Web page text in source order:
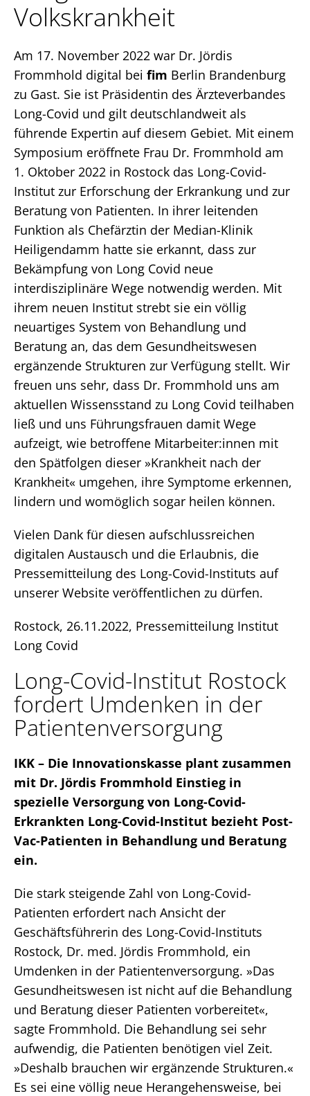
Login
Facebook
Instagram
LinkedIn
Volkskrankheit
Am 17. November 2022 war Dr. Jördis
Frommhold digital bei fim Berlin Brandenburg
zu Gast. Sie ist Präsidentin des Ärzteverbandes
Long-Covid und gilt deutschlandweit als
führende Expertin auf diesem Gebiet. Mit einem
Symposium eröffnete Frau Dr. Frommhold am
1. Oktober 2022 in Rostock das Long-Covid-
Institut zur Erforschung der Erkrankung und zur
Beratung von Patienten. In ihrer leitenden
Funktion als Chefärztin der Median-Klinik
Heiligendamm hatte sie erkannt, dass zur
Bekämpfung von Long Covid neue
interdisziplinäre Wege notwendig werden. Mit
ihrem neuen Institut strebt sie ein völlig
neuartiges System von Behandlung und
Beratung an, das dem Gesundheitswesen
ergänzende Strukturen zur Verfügung stellt. Wir
freuen uns sehr, dass Dr. Frommhold uns am
aktuellen Wissensstand zu Long Covid teilhaben
ließ und uns Führungsfrauen damit Wege
aufzeigt, wie betroffene Mitarbeiter:innen mit
den Spätfolgen dieser »Krankheit nach der
Krankheit« umgehen, ihre Symptome erkennen,
lindern und womöglich sogar heilen können.
Vielen Dank für diesen aufschlussreichen
digitalen Austausch und die Erlaubnis, die
Pressemitteilung des Long-Covid-Instituts auf
unserer Website veröffentlichen zu dürfen.
Rostock, 26.11.2022, Pressemitteilung Institut
Long Covid
Long-Covid-Institut Rostock
fordert Umdenken in der
Patientenversorgung
IKK – Die Innovationskasse plant zusammen
mit Dr. Jördis Frommhold Einstieg in
spezielle Versorgung von Long-Covid-
Erkrankten Long-Covid-Institut bezieht Post-
Vac-Patienten in Behandlung und Beratung
ein.
Die stark steigende Zahl von Long-Covid-
Patienten erfordert nach Ansicht der
Geschäftsführerin des Long-Covid-Instituts
Rostock, Dr. med. Jördis Frommhold, ein
Umdenken in der Patientenversorgung. »Das
Gesundheitswesen ist nicht auf die Behandlung
und Beratung dieser Patienten vorbereitet«,
sagte Frommhold. Die Behandlung sei sehr
aufwendig, die Patienten benötigen viel Zeit.
»Deshalb brauchen wir ergänzende Strukturen.«
Es sei eine völlig neue Herangehensweise, bei